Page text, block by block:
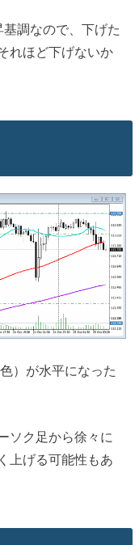
調なので、下げた
れほど下げないか
）が水平になった
ソク足から徐々に
上げる可能性もあ